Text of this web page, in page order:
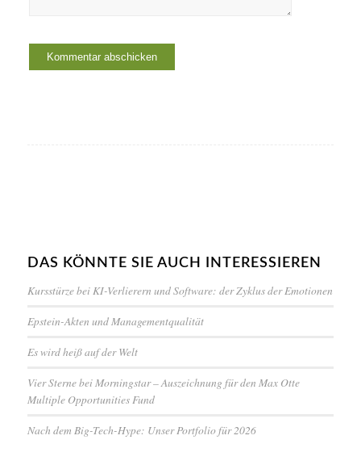
DAS KÖNNTE SIE AUCH INTERESSIEREN
Kursstürze bei KI-Verlierern und Software: der Zyklus der Emotionen
Epstein-Akten und Managementqualität
Es wird heiß auf der Welt
Vier Sterne bei Morningstar – Auszeichnung für den Max Otte
Multiple Opportunities Fund
Nach dem Big-Tech-Hype: Unser Portfolio für 2026